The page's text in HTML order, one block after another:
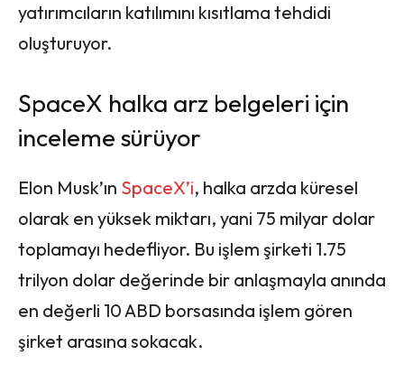
yatırımcıların katılımını kısıtlama tehdidi
oluşturuyor.
SpaceX halka arz belgeleri için
inceleme sürüyor
Elon Musk’ın SpaceX’i, halka arzda küresel
olarak en yüksek miktarı, yani 75 milyar dolar
toplamayı hedefliyor. Bu işlem şirketi 1.75
trilyon dolar değerinde bir anlaşmayla anında
en değerli 10 ABD borsasında işlem gören
şirket arasına sokacak.